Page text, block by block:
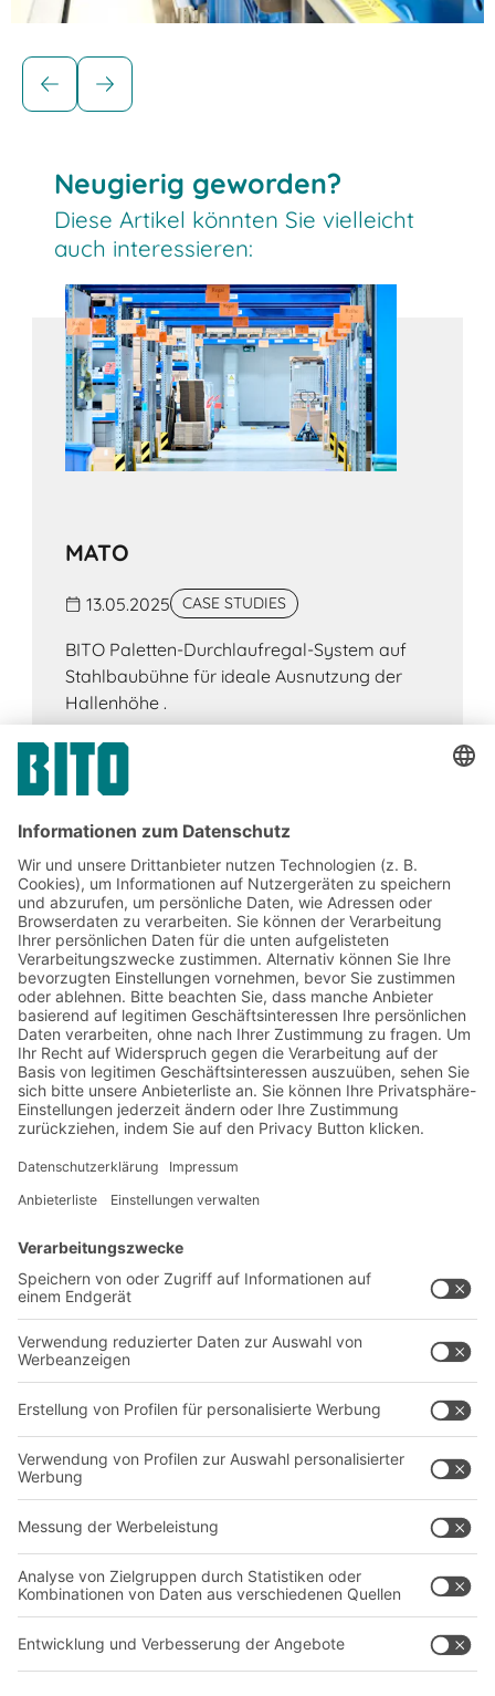
Behälter für automatisierte Lager
Der Eurostapelbehälter XL von BITO bietet
optimale Laufeigenschaften im automatisierten
Lager mit speziell designten Böden. Mit fünf
Bodenvarianten, abgerundeten Eckholmen und
hoher Traglast ist er vielseitig für verschiedene
Anwendungen geeignet.
Neugierig geworden?
Diese Artikel könnten Sie vielleicht
auch interessieren:
MATO
13.05.2025 CASE STUDIES
BITO Paletten-Durchlaufregal-System auf
Stahlbaubühne für ideale Ausnutzung der
Hallenhöhe .
Jetzt beim BITO Newsletter
anmelden:
Lager- & Logistiknews
Exklusive Rabatte
Neuheiten
Newsletter abonnieren
Lösungen
Intralogistiklösungen
Regalsysteme
Transportsysteme
Dienstleistungen
Kontaktformular
Unternehmen
Über uns
Produktionsstandorte
Karriere
Follow us
BIT O
YOUR LIFE.